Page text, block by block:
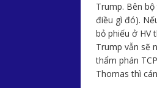
Trump. Bên
điều gì đó).
bỏ phiếu ở HV
Trump vẫn sẽ
thẩm phán
Thomas thì